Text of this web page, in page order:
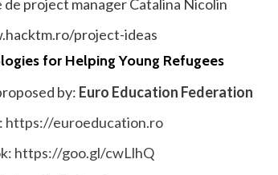
project manager Catalina Nicolin
project-ideas
for Helping Young Refugees
by: Euro Education Federation
https://euroeducation.ro
https://goo.gl/cwLlhQ